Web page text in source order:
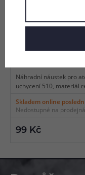
Resinový náustek
Resin Stripe 510
Náhradní náustek pro
uchycení 510, materiál
Skladem online
Nedostupné na
99 Kč